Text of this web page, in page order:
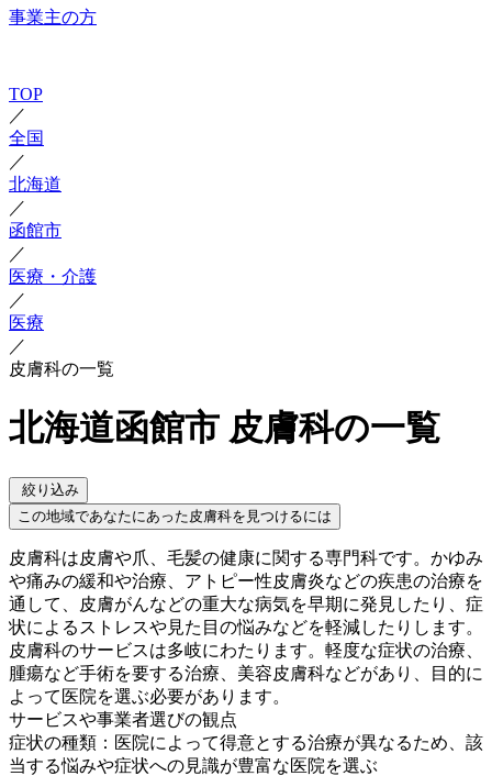
事業主の方
TOP
／
全国
／
北海道
／
函館市
／
医療・介護
／
医療
／
皮膚科の一覧
北海道函館市 皮膚科の一覧
絞り込み
この地域であなたにあった皮膚科を見つけるには
皮膚科は皮膚や爪、毛髪の健康に関する専門科です。かゆみ
や痛みの緩和や治療、アトピー性皮膚炎などの疾患の治療を
通して、皮膚がんなどの重大な病気を早期に発見したり、症
状によるストレスや見た目の悩みなどを軽減したりします。
皮膚科のサービスは多岐にわたります。軽度な症状の治療、
腫瘍など手術を要する治療、美容皮膚科などがあり、目的に
よって医院を選ぶ必要があります。
サービスや事業者選びの観点
症状の種類：医院によって得意とする治療が異なるため、該
当する悩みや症状への見識が豊富な医院を選ぶ